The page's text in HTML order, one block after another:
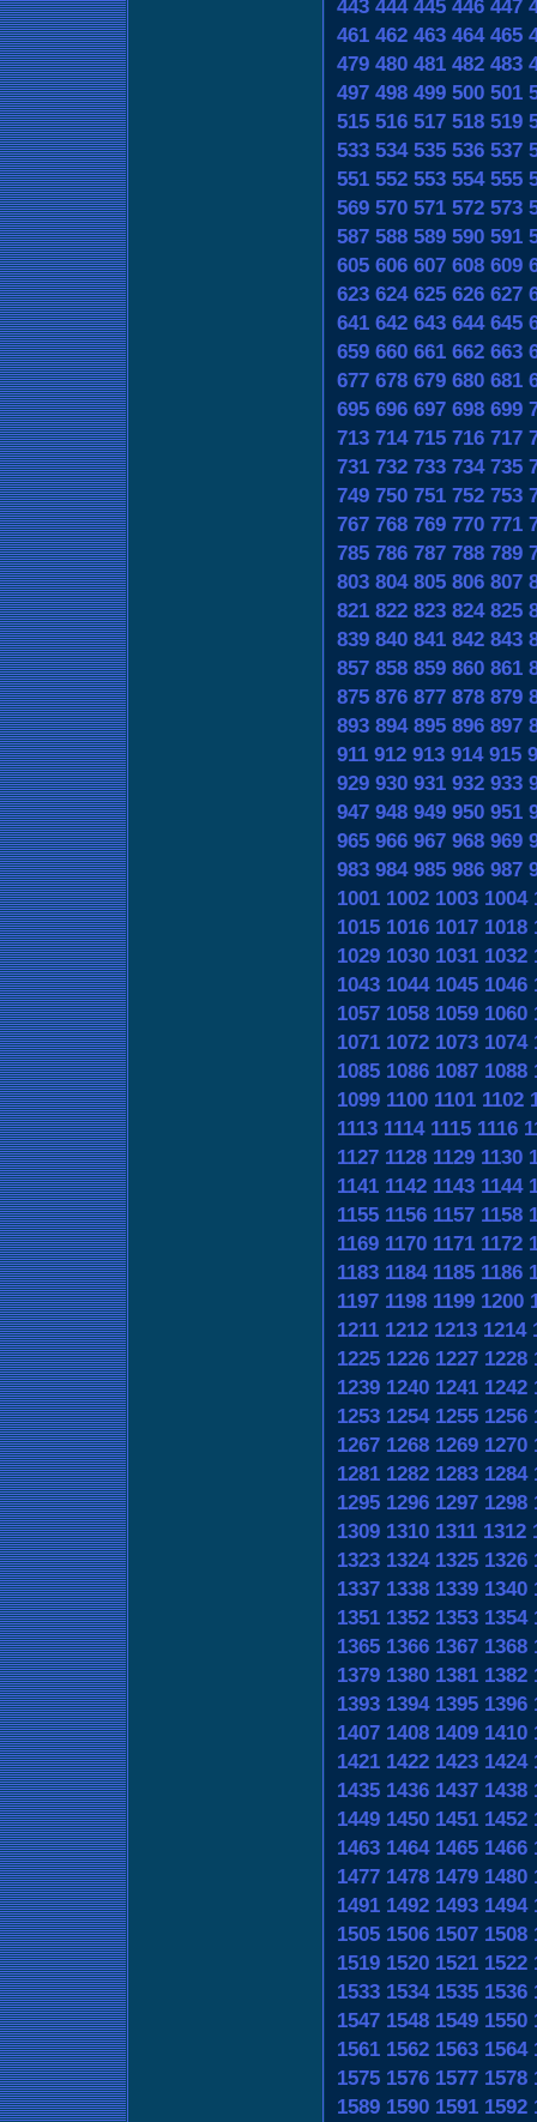
443 444 445 446 447
461 462 463 464 465
479 480 481 482 483
497 498 499 500 501
515 516 517 518 519
533 534 535 536 537
551 552 553 554 555
569 570 571 572 573
587 588 589 590 591
605 606 607 608 609
623 624 625 626 627
641 642 643 644 645
659 660 661 662 663
677 678 679 680 681
695 696 697 698 699
713 714 715 716 717
731 732 733 734 735
749 750 751 752 753
767 768 769 770 771
785 786 787 788 789
803 804 805 806 807
821 822 823 824 825
839 840 841 842 843
857 858 859 860 861
875 876 877 878 879
893 894 895 896 897
911 912 913 914 915
929 930 931 932 933
947 948 949 950 951
965 966 967 968 969
983 984 985 986 987
1001 1002 1003 1004
1015 1016 1017 1018
1029 1030 1031 1032
1043 1044 1045 1046
1057 1058 1059 1060
1071 1072 1073 1074
1085 1086 1087 1088
1099 1100 1101 1102
1113 1114 1115 1116
1127 1128 1129 1130
1141 1142 1143 1144
1155 1156 1157 1158
1169 1170 1171 1172
1183 1184 1185 1186
1197 1198 1199 1200
1211 1212 1213 1214
1225 1226 1227 1228
1239 1240 1241 1242
1253 1254 1255 1256
1267 1268 1269 1270
1281 1282 1283 1284
1295 1296 1297 1298
1309 1310 1311 1312
1323 1324 1325 1326
1337 1338 1339 1340
1351 1352 1353 1354
1365 1366 1367 1368
1379 1380 1381 1382
1393 1394 1395 1396
1407 1408 1409 1410
1421 1422 1423 1424
1435 1436 1437 1438
1449 1450 1451 1452
1463 1464 1465 1466
1477 1478 1479 1480
1491 1492 1493 1494
1505 1506 1507 1508
1519 1520 1521 1522
1533 1534 1535 1536
1547 1548 1549 1550
1561 1562 1563 1564
1575 1576 1577 1578
1589 1590 1591 1592